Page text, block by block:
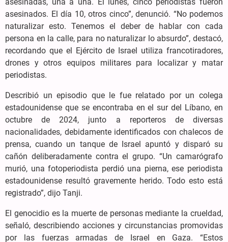
asesinados. El día 10, otros cinco”, denunció. “No podemos
naturalizar esto. Tenemos el deber de hablar con cada
persona en la calle, para no naturalizar lo absurdo”, destacó,
recordando que el Ejército de Israel utiliza francotiradores,
drones y otros equipos militares para localizar y matar
periodistas.
Describió un episodio que le fue relatado por un colega
estadounidense que se encontraba en el sur del Líbano, en
octubre de 2024, junto a reporteros de diversas
nacionalidades, debidamente identificados con chalecos de
prensa, cuando un tanque de Israel apuntó y disparó su
cañón deliberadamente contra el grupo. “Un camarógrafo
murió, una fotoperiodista perdió una pierna, ese periodista
estadounidense resultó gravemente herido. Todo esto está
registrado”, dijo Tanji.
El genocidio es la muerte de personas mediante la crueldad,
señaló, describiendo acciones y circunstancias promovidas
por las fuerzas armadas de Israel en Gaza. “Estos